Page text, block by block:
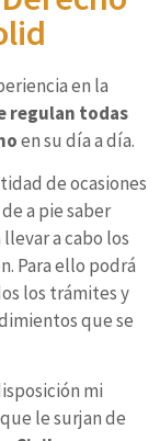
en la
regulan todas
en su día a día.
de ocasiones
a pie saber
a cabo los
Para ello podrá
los trámites y
que se
mi
le surjan de